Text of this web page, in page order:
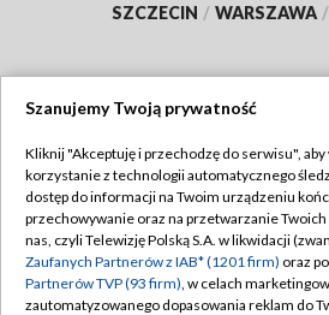
SZCZECIN / WARSZAWA /
TVP
Abonament TVP
Emisja w TVP
Centrum informacji TVP
Regulamin
Polityka
Moje zgody
Szanujemy Twoją prywatność
Kliknij "Akceptuję i przechodzę do serwisu", aby
korzystanie z technologii automatycznego
dostęp do informacji na Twoim urządzeniu
przechowywanie oraz na przetwarzanie
nas, czyli Telewizję Polską S.A. w likwidacji
Zaufanych Partnerów z IAB* (1201 firm) oraz
Partnerów TVP (93 firm), w celach
zautomatyzowanego dopasowania reklam do